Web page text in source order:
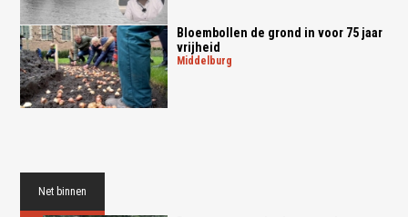
Bloembollen de grond in voor 75 jaar
vrijheid
middelburg
Net binnen